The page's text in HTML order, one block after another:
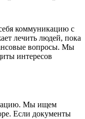
коммуникацию с
лечить людей, пока
вопросы. Мы
интересов
Мы ищем
Если документы